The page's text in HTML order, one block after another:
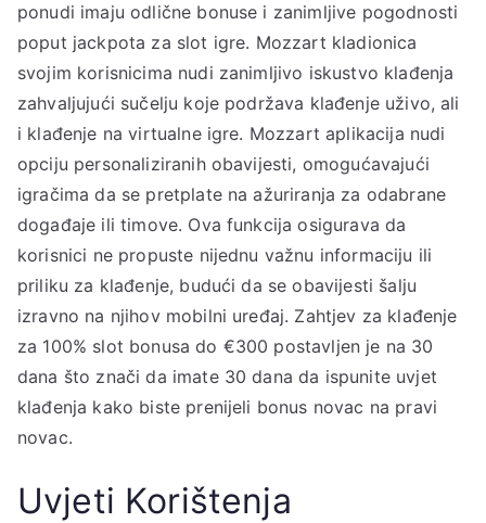
ponudi imaju odlične bonuse i zanimljive pogodnosti
poput jackpota za slot igre. Mozzart kladionica
svojim korisnicima nudi zanimljivo iskustvo klađenja
zahvaljujući sučelju koje podržava klađenje uživo, ali
i klađenje na virtualne igre. Mozzart aplikacija nudi
opciju personaliziranih obavijesti, omogućavajući
igračima da se pretplate na ažuriranja za odabrane
događaje ili timove. Ova funkcija osigurava da
korisnici ne propuste nijednu važnu informaciju ili
priliku za klađenje, budući da se obavijesti šalju
izravno na njihov mobilni uređaj. Zahtjev za klađenje
za 100% slot bonusa do €300 postavljen je na 30
dana što znači da imate 30 dana da ispunite uvjet
klađenja kako biste prenijeli bonus novac na pravi
novac.
Uvjeti Korištenja